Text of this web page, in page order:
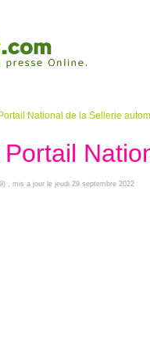
National de la Sellerie
, mis a jour le jeudi 29 septembre 2022